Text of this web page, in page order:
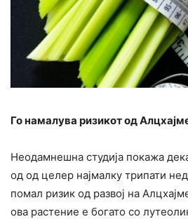
Го намалува ризикот од
Неодамнешна студија покажа
од од целер најмалку трипати
помал ризик од развој на
ова растение е богато со